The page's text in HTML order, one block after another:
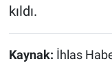
kıldı.
Kaynak: İhlas